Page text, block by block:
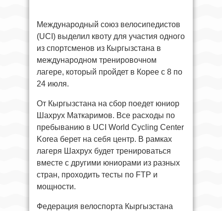
Международный союз велосипедистов
(UCI) выделил квоту для участия одного
из спортсменов из Кыргызстана в
международном тренировочном
лагере, который пройдет в Корее с 8 по
24 июля.
От Кыргызстана на сбор поедет юниор
Шахрух Маткаримов. Все расходы по
пребыванию в UCI World Cycling Center
Korea берет на себя центр. В рамках
лагеря Шахрух будет тренироваться
вместе с другими юниорами из разных
стран, проходить тесты по FTP и
мощности.
Федерация велоспорта Кыргызстана